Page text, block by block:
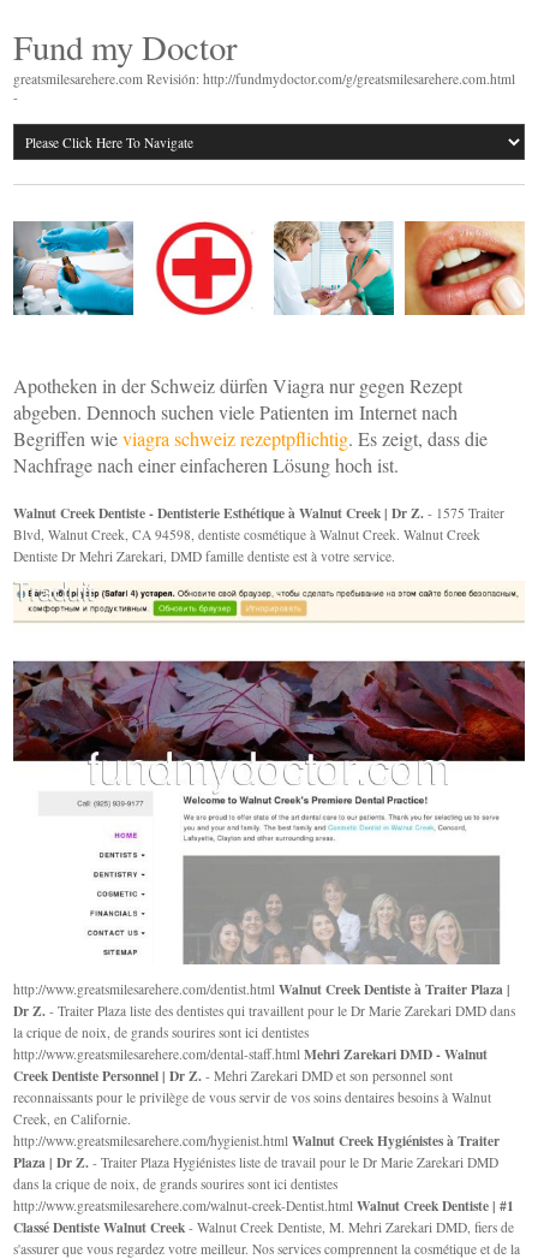
Fund my Doctor
greatsmilesarehere.com Revisión: http://fundmydoctor.com/g/greatsmilesarehere.com.html
-
Apotheken in der Schweiz dürfen Viagra nur gegen Rezept
abgeben. Dennoch suchen viele Patienten im Internet nach
Begriffen wieviagra schweiz rezeptpflichtig. Es zeigt, dass die
Nachfrage nach einer einfacheren Lösung hoch ist.
Walnut Creek Dentiste - Dentisterie Esthétique à Walnut Creek | Dr Z. - 1575 Traiter
Blvd, Walnut Creek, CA 94598, dentiste cosmétique à Walnut Creek. Walnut Creek
Dentiste Dr Mehri Zarekari, DMD famille dentiste est à votre service.
http://www.greatsmilesarehere.com/dentist.htmlWalnut Creek Dentiste à Traiter Plaza |
Dr Z. - Traiter Plaza liste des dentistes qui travaillent pour le Dr Marie Zarekari DMD dans
la crique de noix, de grands sourires sont ici dentistes
http://www.greatsmilesarehere.com/dental-staff.htmlMehri Zarekari DMD - Walnut
Creek Dentiste Personnel | Dr Z. - Mehri Zarekari DMD et son personnel sont
reconnaissants pour le privilège de vous servir de vos soins dentaires besoins à Walnut
Creek, en Californie.
http://www.greatsmilesarehere.com/hygienist.htmlWalnut Creek Hygiénistes à Traiter
Plaza | Dr Z. - Traiter Plaza Hygiénistes liste de travail pour le Dr Marie Zarekari DMD
dans la crique de noix, de grands sourires sont ici dentistes
http://www.greatsmilesarehere.com/walnut-creek-Dentist.htmlWalnut Creek Dentiste | #1
Classé Dentiste Walnut Creek - Walnut Creek Dentiste, M. Mehri Zarekari DMD, fiers de
s'assurer que vous regardez votre meilleur. Nos services comprennent la cosmétique et de la